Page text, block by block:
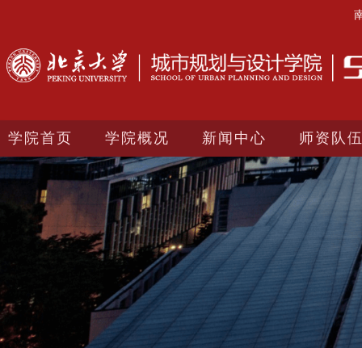
学院首页 学院概况 新闻中心 师资队